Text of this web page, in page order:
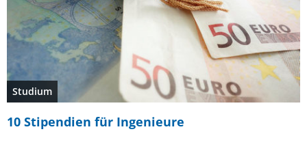
Studium
10 Stipendien für Ingenieure